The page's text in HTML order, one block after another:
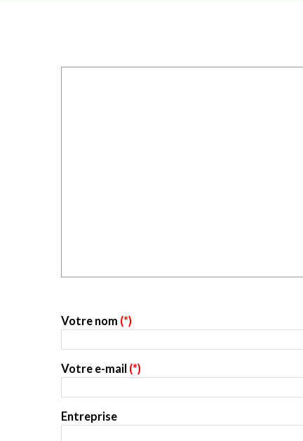
Votre nom (*)
Votre e-mail (*)
Entreprise